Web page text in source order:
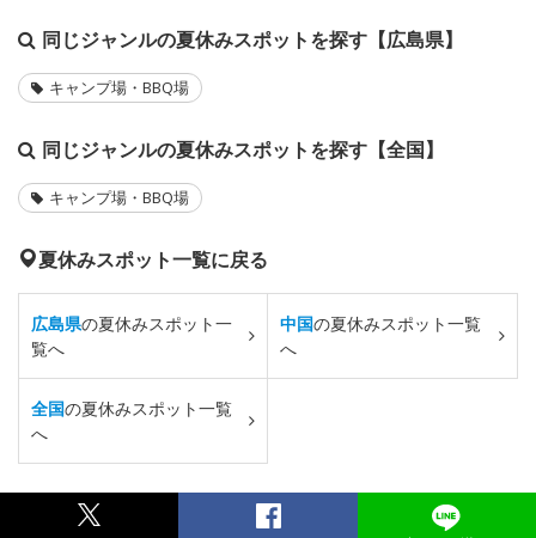
同じジャンルの夏休みスポットを探す【広島県】
キャンプ場・BBQ場
同じジャンルの夏休みスポットを探す【全国】
キャンプ場・BBQ場
夏休みスポット一覧に戻る
広島県の夏休みスポット一
覧へ
中国の夏休みスポット一覧
へ
全国の夏休みスポット一覧
へ